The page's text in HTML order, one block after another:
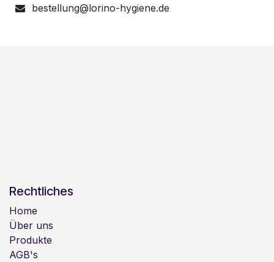
bestellung@lorino-hygiene.de
Rechtliches
Home
Über uns
Produkte
AGB's